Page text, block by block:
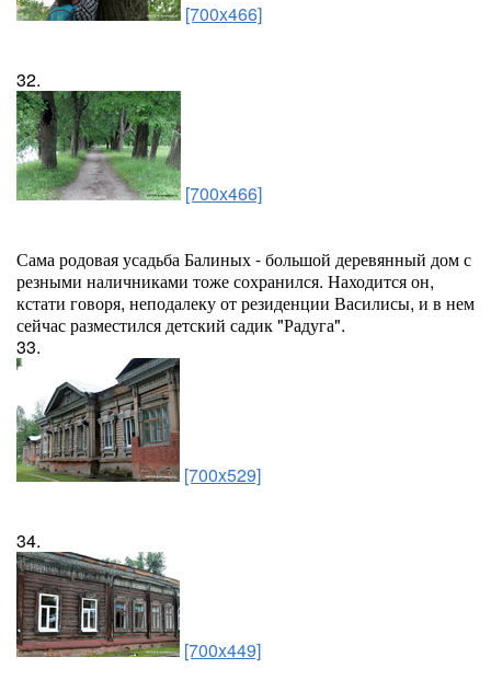
[700x466]
32.
[700x466]
Сама родовая усадьба Балиных - большой деревянный дом с
резными наличниками тоже сохранился. Находится он,
кстати говоря, неподалеку от резиденции Василисы, и в нем
сейчас разместился детский садик "Радуга".
33.
[700x529]
34.
[700x449]